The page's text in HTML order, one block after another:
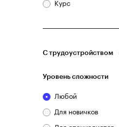
Курс
С трудоустройством
Уровень сложности
Любой
Для новичков